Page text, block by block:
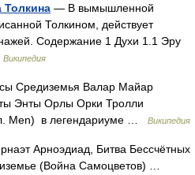
Толкина — В вымышленной
Толкином, действует
Содержание 1 Духи 1.1 Эру
Википедия
Средиземья Валар Майар
Энты Орлы Орки Тролли
Men) в легендариуме …
Википедия
Арноэдиад, Битва Бессчётных
(Война Самоцветов) …